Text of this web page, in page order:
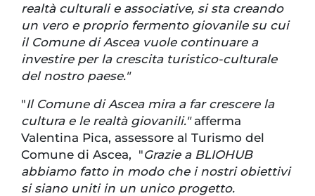
realtà culturali e associative, si sta creando
un vero e proprio fermento giovanile su cui
il Comune di Ascea vuole continuare a
investire per la crescita turistico-culturale
del nostro paese."
"Il Comune di Ascea mira a far crescere la
cultura e le realtà giovanili."afferma
Valentina Pica, assessore al Turismo del
Comune di Ascea, "Grazie a BLIOHUB
abbiamo fatto in modo che i nostri obiettivi
si siano uniti in un unico progetto.